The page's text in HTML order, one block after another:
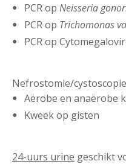
PCR op Neisseria
PCR op Trichomonas
PCR op
Nefrostomie/
Aërobe en anaërobe
Kweek op gisten
24-uurs urine geschikt